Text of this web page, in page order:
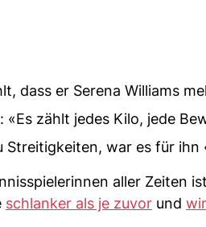
dass er Serena Williams
zählt jedes Kilo, jede
Streitigkeiten, war es für ihn
aller Zeiten
schlanker als je zuvor und